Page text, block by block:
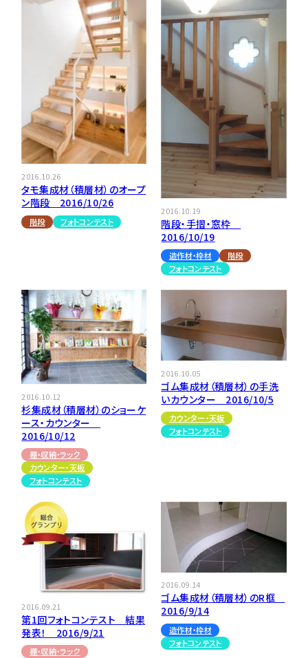
2016.10.26
タモ集成材（積層材）のオープ
ン階段 2016/10/26
階段 フォトコンテスト
2016.10.19
階段・手摺・窓枠
2016/10/19
造作材・枠材
階段
フォトコンテスト
2016.10.12
杉集成材（積層材）のショーケ
ース・カウンター
2016/10/12
棚・収納・ラック
カウンター・天板
フォトコンテスト
2016.10.05
ゴム集成材（積層材）の手洗
いカウンター 2016/10/5
カウンター・天板
フォトコンテスト
2016.09.21
第1回フォトコンテスト 結果
発表！ 2016/9/21
棚・収納・ラック
2016.09.14
ゴム集成材（積層材）のR框
2016/9/14
造作材・枠材
フォトコンテスト